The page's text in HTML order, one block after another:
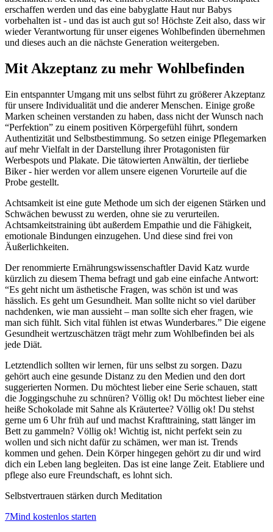
erschaffen werden und das eine babyglatte Haut nur Babys
vorbehalten ist - und das ist auch gut so! Höchste Zeit also, dass wir
wieder Verantwortung für unser eigenes Wohlbefinden übernehmen
und dieses auch an die nächste Generation weitergeben.
Mit Akzeptanz zu mehr Wohlbefinden
Ein entspannter Umgang mit uns selbst führt zu größerer Akzeptanz
für unsere Individualität und die anderer Menschen. Einige große
Marken scheinen verstanden zu haben, dass nicht der Wunsch nach
“Perfektion” zu einem positiven Körpergefühl führt, sondern
Authentizität und Selbstbestimmung. So setzen einige Pflegemarken
auf mehr Vielfalt in der Darstellung ihrer Protagonisten für
Werbespots und Plakate. Die tätowierten Anwältin, der tierliebe
Biker - hier werden vor allem unsere eigenen Vorurteile auf die
Probe gestellt.
Achtsamkeit ist eine gute Methode um sich der eigenen Stärken und
Schwächen bewusst zu werden, ohne sie zu verurteilen.
Achtsamkeitstraining übt außerdem Empathie und die Fähigkeit,
emotionale Bindungen einzugehen. Und diese sind frei von
Äußerlichkeiten.
Der renommierte Ernährungswissenschaftler David Katz wurde
kürzlich zu diesem Thema befragt und gab eine einfache Antwort:
“Es geht nicht um ästhetische Fragen, was schön ist und was
hässlich. Es geht um Gesundheit. Man sollte nicht so viel darüber
nachdenken, wie man aussieht – man sollte sich eher fragen, wie
man sich fühlt. Sich vital fühlen ist etwas Wunderbares.” Die eigene
Gesundheit wertzuschätzen trägt mehr zum Wohlbefinden bei als
jede Diät.
Letztendlich sollten wir lernen, für uns selbst zu sorgen. Dazu
gehört auch eine gesunde Distanz zu den Medien und den dort
suggerierten Normen. Du möchtest lieber eine Serie schauen, statt
die Joggingschuhe zu schnüren? Völlig ok! Du möchtest lieber eine
heiße Schokolade mit Sahne als Kräutertee? Völlig ok! Du stehst
gerne um 6 Uhr früh auf und machst Krafttraining, statt länger im
Bett zu gammeln? Völlig ok! Wichtig ist, nicht perfekt sein zu
wollen und sich nicht dafür zu schämen, wer man ist. Trends
kommen und gehen. Dein Körper hingegen gehört zu dir und wird
dich ein Leben lang begleiten. Das ist eine lange Zeit. Etabliere und
pflege also eure Freundschaft, es lohnt sich.
Selbstvertrauen stärken durch Meditation
7Mind kostenlos starten